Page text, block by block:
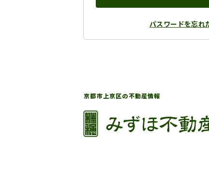
パスワードを忘
京都市上京区の不動産情報